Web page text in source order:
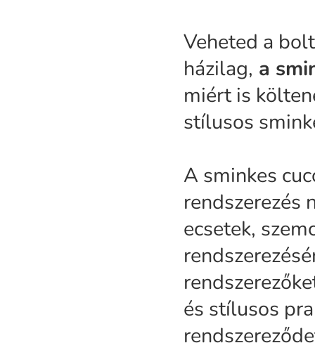
Veheted a
házilag, a
miért is
stílusos
A sminkes
rendszerezés
ecsetek,
és stílusos